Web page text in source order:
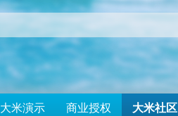
大米演示 商业授权 大米社区